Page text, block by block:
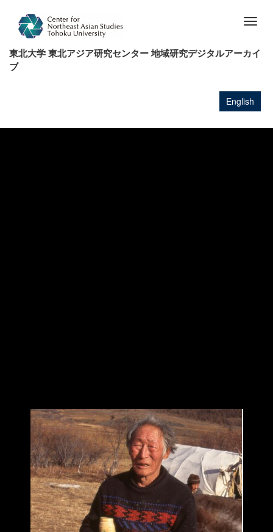
コ
ン
移
東北大学 東北アジア研究センター 地域研究デジタルアーカイ
ブ
English